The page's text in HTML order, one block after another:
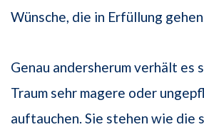
Wünsche, die in Erfüllung gehen.
Genau andersherum verhält es
Traum sehr magere oder
auftauchen. Sie stehen wie die